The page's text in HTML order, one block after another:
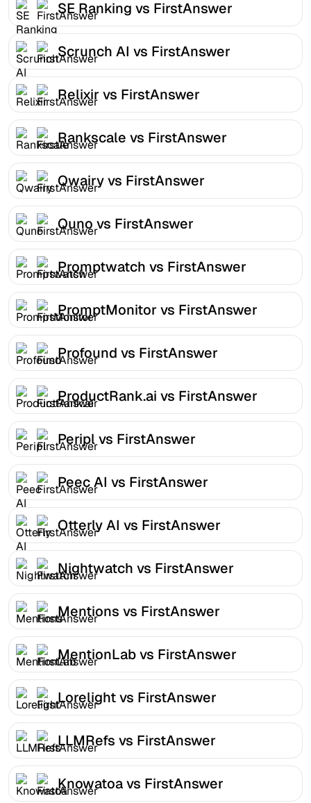
SE Ranking vs FirstAnswer
Scrunch AI vs FirstAnswer
Relixir vs FirstAnswer
Rankscale vs FirstAnswer
Qwairy vs FirstAnswer
Quno vs FirstAnswer
Promptwatch vs FirstAnswer
PromptMonitor vs FirstAnswer
Profound vs FirstAnswer
ProductRank.ai vs FirstAnswer
Peripl vs FirstAnswer
Peec AI vs FirstAnswer
Otterly AI vs FirstAnswer
Nightwatch vs FirstAnswer
Mentions vs FirstAnswer
MentionLab vs FirstAnswer
Lorelight vs FirstAnswer
LLMRefs vs FirstAnswer
Knowatoa vs FirstAnswer